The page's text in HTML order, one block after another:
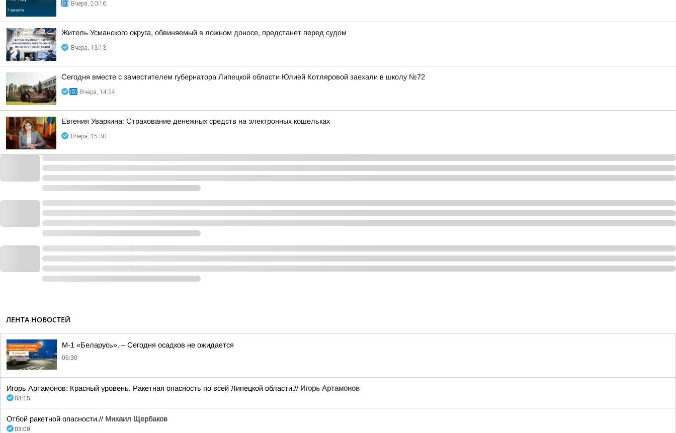
Вчера, 20:16
Житель Усманского округа, обвиняемый в ложном доносе, предстанет перед судом
Вчера, 13:13
Сегодня вместе с заместителем губернатора Липецкой области Юлией Котляровой заехали в школу №72
Вчера, 14:54
Евгения Уваркина: Страхование денежных средств на электронных кошельках
Вчера, 15:30
ЛЕНТА НОВОСТЕЙ
М-1 «Беларусь». – Сегодня осадков не ожидается
05:30
Игорь Артамонов: Красный уровень. Ракетная опасность по всей Липецкой области.// Игорь Артамонов
03:15
Отбой ракетной опасности.// Михаил Щербаков
03:09